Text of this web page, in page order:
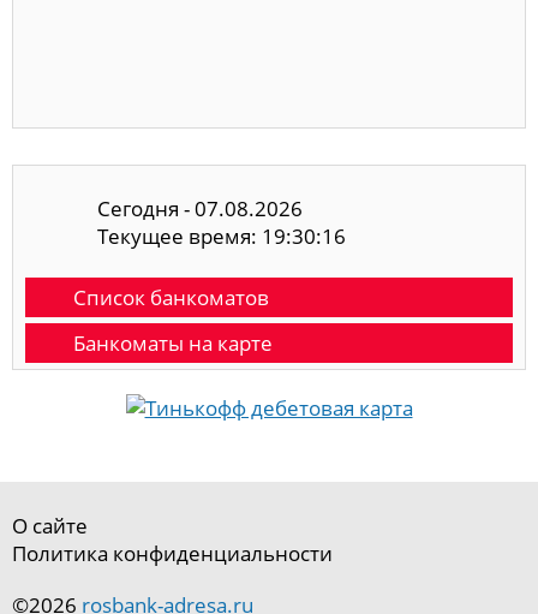
Сегодня - 07.08.2026
Текущее время: 19:30:16
Список банкоматов
Банкоматы на карте
О сайте
Политика конфиденциальности
©2026 rosbank-adresa.ru